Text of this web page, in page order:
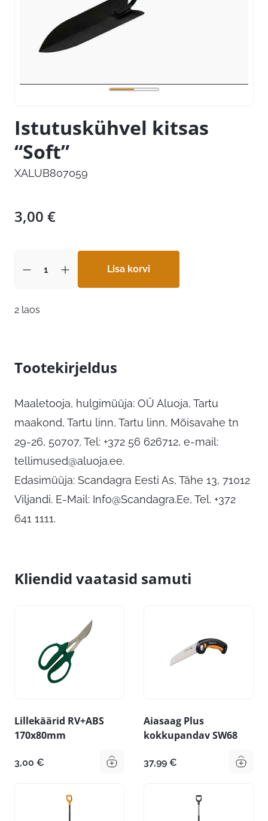
Istutuskühvel kitsas
“Soft”
XALUB807059
3,00 €
Lisa korvi
2 laos
Tootekirjeldus
Maaletooja, hulgimüüja: OÜ Aluoja, Tartu
maakond, Tartu linn, Tartu linn, Mõisavahe tn
29-26, 50707, Tel: +372 56 626712, e-mail:
tellimused@aluoja.ee.
Edasimüüja: Scandagra Eesti As, Tähe 13, 71012
Viljandi. E-Mail: Info@Scandagra.Ee, Tel. +372
641 1111.
Kliendid vaatasid samuti
Lillekäärid RV+ABS
170x80mm
3,00 €
Aiasaag Plus
kokkupandav SW68
37,99 €